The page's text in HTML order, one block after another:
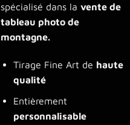
spécialisé dans la vente de
tableau photo de
montagne.
Tirage Fine Art de haute
qualité
Entièrement
personnalisable